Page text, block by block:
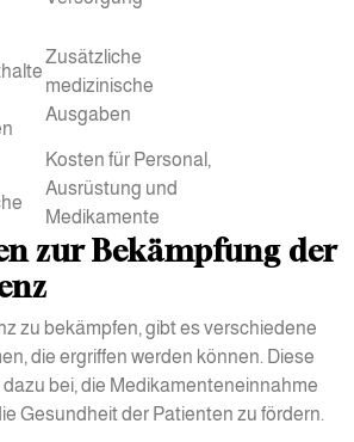
Zusätzliche
medizinische
Ausgaben
Kosten für Personal,
Ausrüstung und
Medikamente
zur Bekämpfung der
zu bekämpfen, gibt es verschiedene
die ergriffen werden können. Diese
bei, die Medikamenteneinnahme
Gesundheit der Patienten zu fördern.